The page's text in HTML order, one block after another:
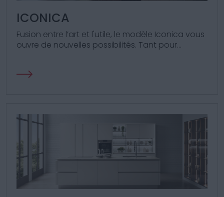
ICONICA
Fusion entre l’art et l'utile, le modèle Iconica vous
ouvre de nouvelles possibilités. Tant pour